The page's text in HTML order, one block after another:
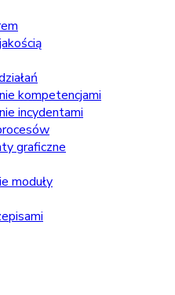
kompetencjami
incydentami
graficzne
moduły